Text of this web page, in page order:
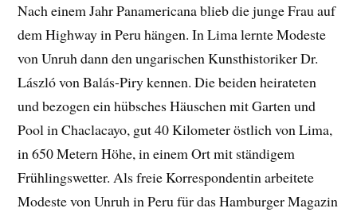
Nach einem Jahr Panamericana blieb die junge Frau auf
dem Highway in Peru hängen. In Lima lernte Modeste
von Unruh dann den ungarischen Kunsthistoriker Dr.
László von Balás-Piry kennen. Die beiden heirateten
und bezogen ein hübsches Häuschen mit Garten und
Pool in Chaclacayo, gut 40 Kilometer östlich von Lima,
in 650 Metern Höhe, in einem Ort mit ständigem
Frühlingswetter. Als freie Korrespondentin arbeitete
Modeste von Unruh in Peru für das Hamburger Magazin